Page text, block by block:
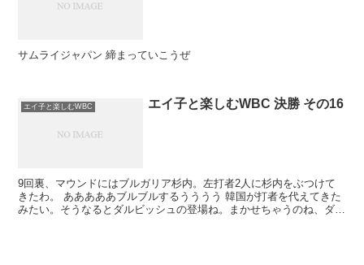
サムライジャパン 締まっていこうぜ
エイ子と楽しむWBC エイ子と楽しむWBC 決勝 その16
9回裏、マウンドにはブルガリア杉内。左打者2人に杉内をぶつけて
きたわ。 あああああブルブルするうううう 韓国が打者を代えてきた
みたい。そうなるとダルビッシュの登場ね。まかせちゃうのね、ダル